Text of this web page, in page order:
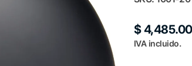
Precio
habitual
$
IVA incluido.